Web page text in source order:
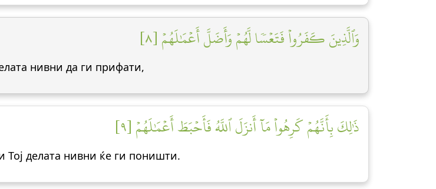
وَٱلَّذِينَ كَفَرُواْ فَتَعۡسٗا لَّهُمۡ وَأَضَلَّ أَعۡمَٰلَهُمۡ [٨]
нивни да ги прифати,
ذَٰلِكَ بِأَنَّهُمۡ كَرِهُواْ مَآ أَنزَلَ ٱللَّهُ فَأَحۡبَطَ أَعۡمَٰلَهُمۡ [٩]
Тој делата нивни ќе ги поништи.